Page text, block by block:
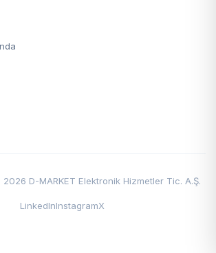
D-MARKET Elektronik Hizmetler Tic. A.Ş.
LinkedInInstagramX